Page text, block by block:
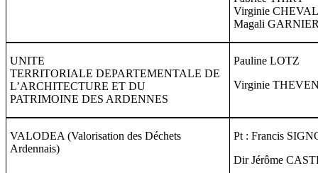
Virginie
Magali
UNITE
TERRITORIALE DEPARTEMENTALE DE
L’ARCHITECTURE ET DU
PATRIMOINE DES ARDENNES
Pauline LOTZ
Virginie
VALODEA (Valorisation des Déchets
Ardennais)
Pt : Francis
Dir Jérôme